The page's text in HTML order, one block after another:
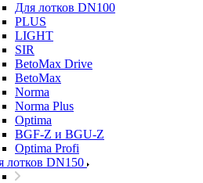
Для лотков DN100
PLUS
LIGHT
SIR
BetoMax Drive
BetoMax
Norma
Norma Plus
Optima
BGF-Z и BGU-Z
Optima Profi
лотков DN150